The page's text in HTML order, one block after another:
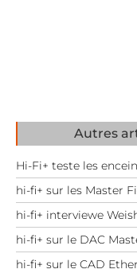
Autres
Hi-Fi+ teste les
hi-fi+ sur les Master
hi-fi+ interviewe
hi-fi+ sur le DAC
hi-fi+ sur le CAD